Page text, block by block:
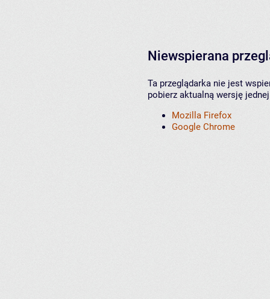
Niewspierana
Ta przeglądarka nie jest
pobierz aktualną wersję
Mozilla Firefox
Google Chrome